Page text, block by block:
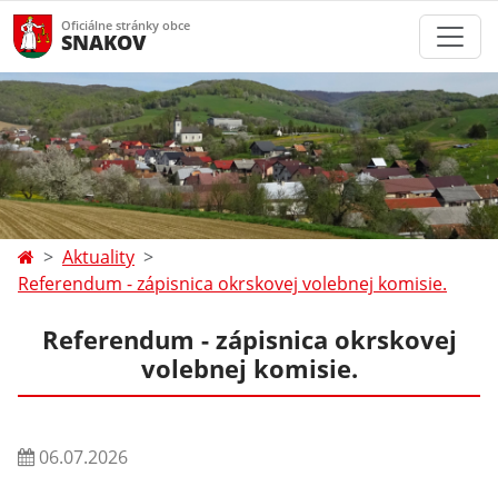
Oficiálne stránky obce
SNAKOV
Aktuality
Referendum - zápisnica okrskovej volebnej komisie.
Referendum - zápisnica okrskovej
volebnej komisie.
06.07.2026